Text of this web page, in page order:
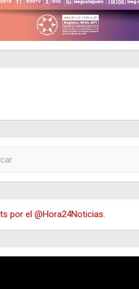
por el @Hora24Noticias.